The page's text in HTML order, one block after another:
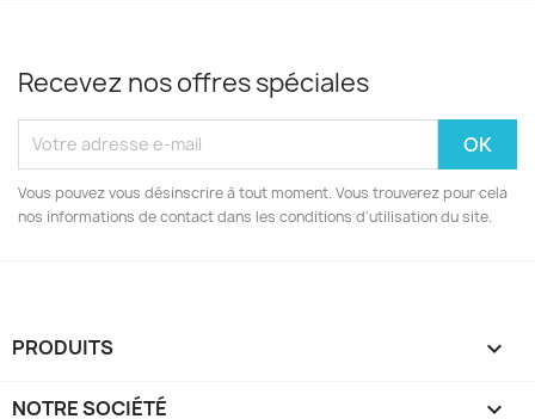
Recevez nos offres spéciales
Vous pouvez vous désinscrire à tout moment. Vous trouverez pour cela
nos informations de contact dans les conditions d'utilisation du site.
PRODUITS 
NOTRE SOCIÉTÉ 